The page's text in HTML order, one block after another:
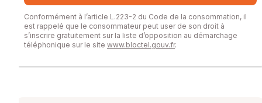
Conformément à l’article L.223-2 du Code de la consommation, il
est rappelé que le consommateur peut user de son droit à
s’inscrire gratuitement sur la liste d’opposition au démarchage
téléphonique sur le site www.bloctel.gouv.fr.